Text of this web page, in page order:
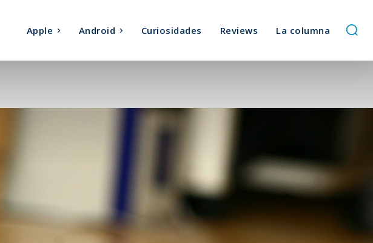
Apple Android Curiosidades Reviews La columna